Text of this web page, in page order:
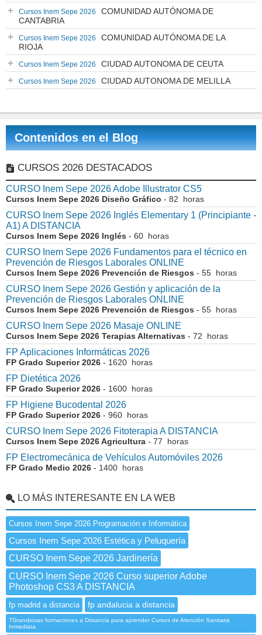
Cursos Inem Sepe 2026
COMUNIDAD AUTÓNOMA DE
CANTABRIA
Cursos Inem Sepe 2026
COMUNIDAD AUTÓNOMA DE LA
RIOJA
Cursos Inem Sepe 2026 CIUDAD AUTONOMA DE CEUTA
Cursos Inem Sepe 2026 CIUDAD AUTONOMA DE MELILLA
Contenidos en el Blog
CURSOS 2026 DESTACADOS
CURSO Inem Sepe 2026 Adobe Illustrator CS5
Cursos Inem Sepe 2026 Diseño Gráfico - 82 horas
CURSO Inem Sepe 2026 Inglés Elementary 1 (Principiante -
A1) A DISTANCIA
Cursos Inem Sepe 2026 Inglés - 60 horas
CURSO Inem Sepe 2026 Fundamentos para el técnico en
Prevención de Riesgos Laborales ONLINE
Cursos Inem Sepe 2026 Prevención de Riesgos - 55 horas
CURSO Inem Sepe 2026 Gestión y aplicación de la
Prevención de Riesgos Laborales ONLINE
Cursos Inem Sepe 2026 Prevención de Riesgos - 55 horas
CURSO Inem Sepe 2026 Masaje ONLINE
Cursos Inem Sepe 2026 Terapias Alternativas - 72 horas
FP Aplicaciones Informáticas 2026
FP Grado Superior 2026 - 1620 horas
FP Dietética 2026
FP Grado Superior 2026 - 1600 horas
FP Higiene Bucodental 2026
FP Grado Superior 2026 - 960 horas
CURSO Inem Sepe 2026 Fitoterapia A DISTANCIA
Cursos Inem Sepe 2026 Agricultura - 77 horas
FP Electromecánica de Vehículos Automóviles 2026
FP Grado Medio 2026 - 1400 horas
LO MÁS INTERESANTE EN LA WEB
Cursos Inem Sepe 2026 Programación e Informática
Cursos Inem Sepe 2026 Estética y Peluquería
CURSO Inem Sepe 2026 Jardinería
CURSO Inem Sepe 2026 Curso superior Adobe
Photoshop CS3 A DISTANCIA
fp madrid a distancia fp andalucia a distancia
7Grandiosas formaciones a Distancia para aprender Cursos de Atención Sanitaria
Inmediata